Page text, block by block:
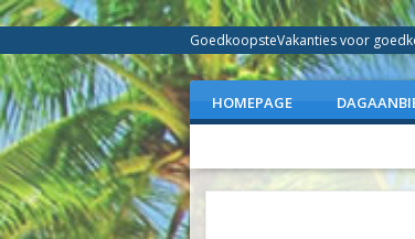
GoedkoopsteVakanties voor
HOMEPAGE